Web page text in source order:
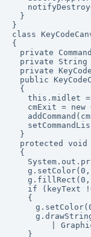
}
}
class
{
private
private String
private
public
{
this.midlet =
cmExit = new
}
protected void
{
g.setColor(0,
g.fillRect(0,
if (keyText
{
|
}